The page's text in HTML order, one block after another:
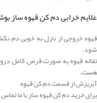
علایم خرابی دم کن قهوه ساز
قهوه خروجی از نازل به خوبی دم
شود.
تفاله قهوه به صورت قرص کامل
هست.
آبریزش از قسمت دم کن قهوه
برای خرید دم کن قهوه ساز با ما